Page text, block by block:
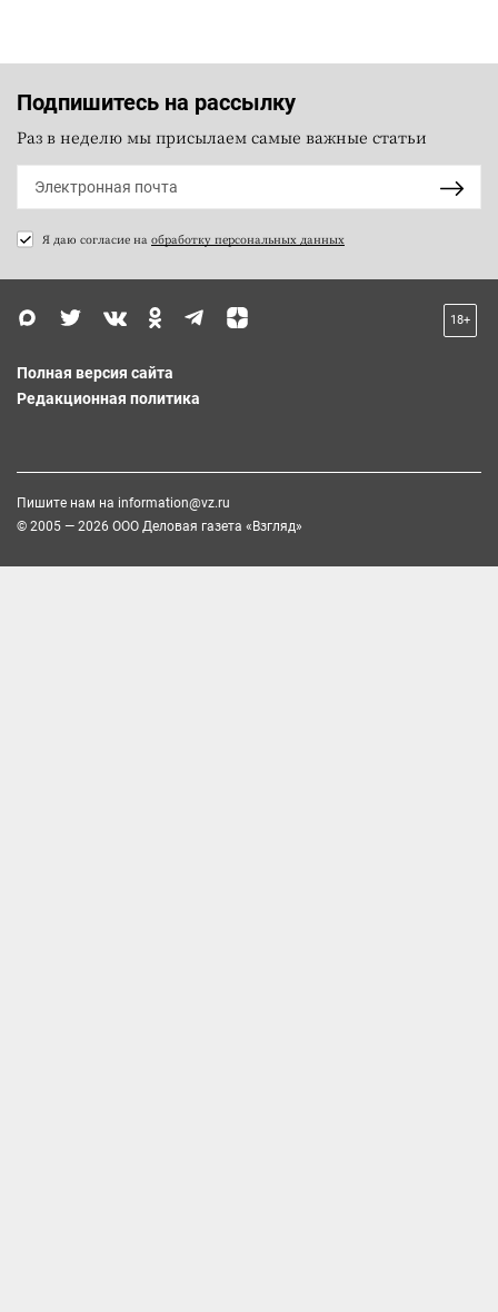
Подпишитесь на рассылку
Раз в неделю мы присылаем самые важные статьи
Я даю согласие на обработку персональных данных
18+
Полная версия сайта
Редакционная политика
Пишите нам на information@vz.ru
© 2005 — 2026 ООО Деловая газета «Взгляд»